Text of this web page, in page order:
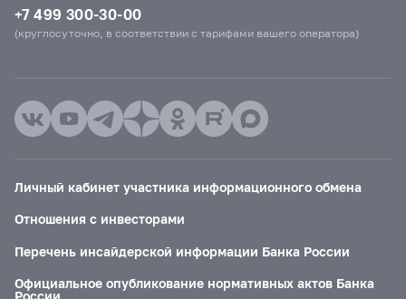
+7 499 300-30-00
(круглосуточно, в соответствии с тарифами вашего оператора)
Личный кабинет участника информационного обмена
Отношения с инвесторами
Перечень инсайдерской информации Банка России
Официальное опубликование нормативных актов Банка